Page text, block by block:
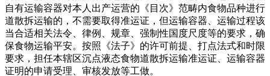
自有运输容器对本人出产运营的《目次》范畴内食物品种进行
道散拆运输的，不需要取得准运证，但运输容器、运输过程该
当合适相关法令、律例、规章、强制性国度尺度等的要求，确
保食物运输平安。按照《法子》的许可前提、打点法式和时限
要求，担任本辖区沉点液态食物道散拆运输准运证、运输容器
证明的申请受理、审核发放等工做。